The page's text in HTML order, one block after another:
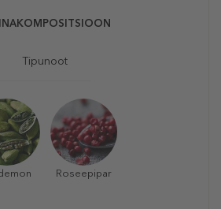
Tipunoot
Roseepipar